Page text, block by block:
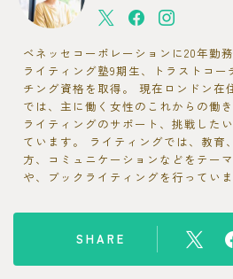
ベネッセコーポレーションに20年勤
ライティング塾9期生、トラストコー
チング資格を取得。 現在ロンドン在
では、主に働く女性のこれからの働
ライティングのサポート、挑戦した
ています。 ライティングでは、教育
方、コミュニケーションなどをテー
や、ブックライティングを行っていま
SHARE